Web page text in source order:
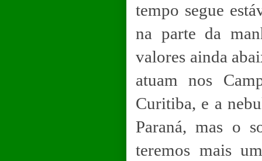
tempo segue
na parte da
valores ainda
atuam nos
Curitiba, e a
Paraná, mas o
teremos mais